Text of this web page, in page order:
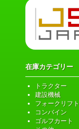
在庫カテゴリー
トラクター
建設機械
フォークリフト
コンバイン
ゴルフカート